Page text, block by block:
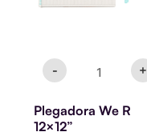
- +
Plegadora We R
12×12”